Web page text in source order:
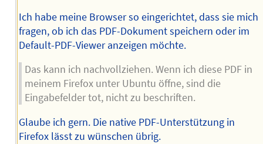
Ich habe meine Browser so eingerichtet, dass sie mich
fragen, ob ich das PDF-Dokument speichern oder im
Default-PDF-Viewer anzeigen möchte.
Das kann ich nachvollziehen. Wenn ich diese PDF in
meinem Firefox unter Ubuntu öffne, sind die
Eingabefelder tot, nicht zu beschriften.
Glaube ich gern. Die native PDF-Unterstützung in
Firefox lässt zu wünschen übrig.